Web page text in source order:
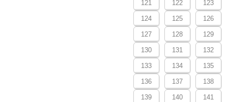
121 122 123
124 125 126
127 128 129
130 131 132
133 134 135
136 137 138
139 140 141